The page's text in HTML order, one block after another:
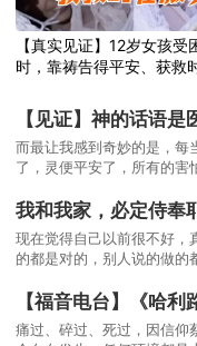
【真实见证】12岁女孩受
时，靠祷告得平安、获救
【见证】神的话语是
而最让我感到奇妙的是，每
了，灵便平安了，所有的害
的害怕、忧虑和烦恼不过夜
我和我家，必定侍奉
现在觉得自己以前很不好，
的都是对的，别人说的做的
平静，觉得自己很幸福，也
【福音电台】《哈
痛过、碎过、死过，因信仰